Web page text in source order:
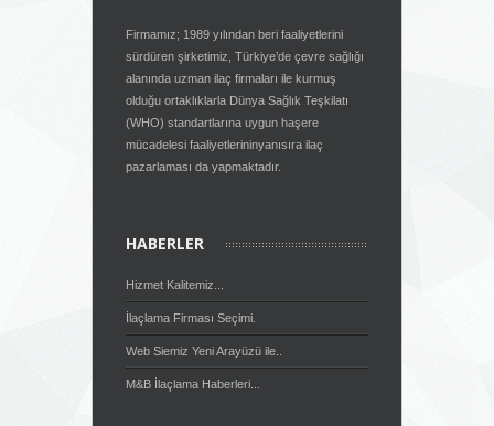
Firmamız; 1989 yılından beri faaliyetlerini
sürdüren şirketimiz, Türkiye’de çevre sağlığı
alanında uzman ilaç firmaları ile kurmuş
olduğu ortaklıklarla Dünya Sağlık Teşkilatı
(WHO) standartlarına uygun haşere
mücadelesi faaliyetlerininyanısıra ilaç
pazarlaması da yapmaktadır.
HABERLER
Hizmet Kalitemiz...
İlaçlama Firması Seçimi.
Web Siemiz Yeni Arayüzü ile..
M&B İlaçlama Haberleri...